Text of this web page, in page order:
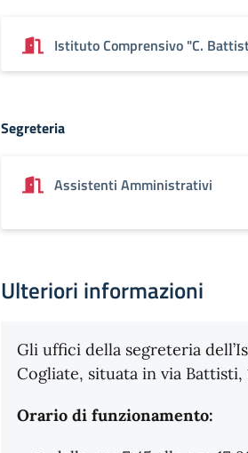
Istituto Comprensivo "C.
Segreteria
Assistenti Amministrativi
Ulteriori informazioni
Gli uffici della segreteria
Cogliate, situata in via Battisti,
Orario di funzionamento: